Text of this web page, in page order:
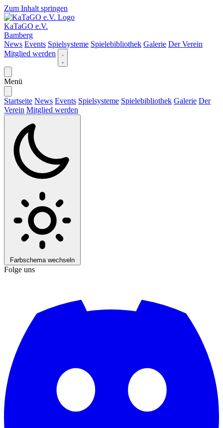
Zum Inhalt springen
KaTaGO e.V.
Bamberg
News Events Spielsysteme Spielebibliothek Galerie Der Verein
Mitglied werden
Menü
Startseite News Events Spielsysteme Spielebibliothek Galerie Der
Verein Mitglied werden
Farbschema wechseln
Folge uns